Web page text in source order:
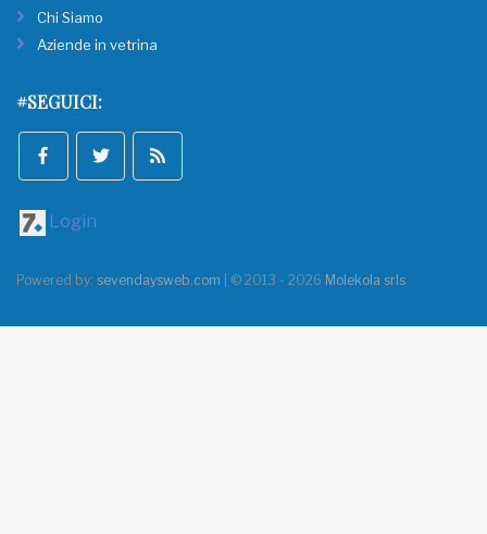
Chi Siamo
Aziende in vetrina
#SEGUICI:
Login
Powered by: sevendaysweb.com | © 2013 - 2026 Molekola srls